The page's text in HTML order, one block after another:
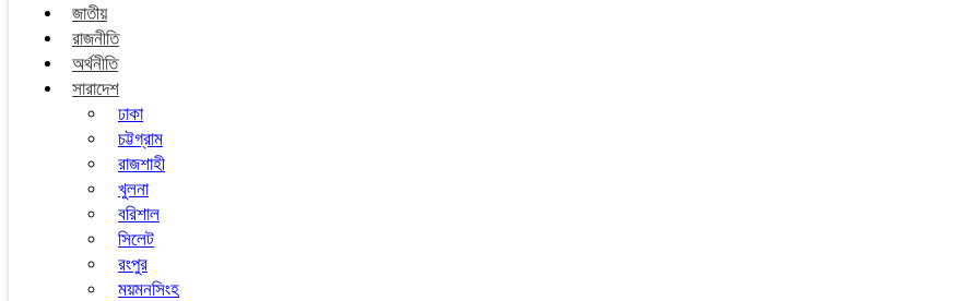
জাতীয়
রাজনীতি
অর্থনীতি
সারাদেশ
ঢাকা
চট্টগ্রাম
রাজশাহী
খুলনা
বরিশাল
সিলেট
রংপুর
ময়মনসিংহ